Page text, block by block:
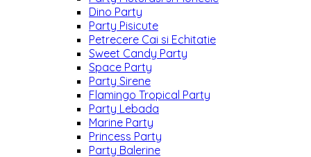
Dino Party
Party Pisicute
Petrecere Cai si Echitatie
Sweet Candy Party
Space Party
Party Sirene
Flamingo Tropical Party
Party Lebada
Marine Party
Princess Party
Party Balerine